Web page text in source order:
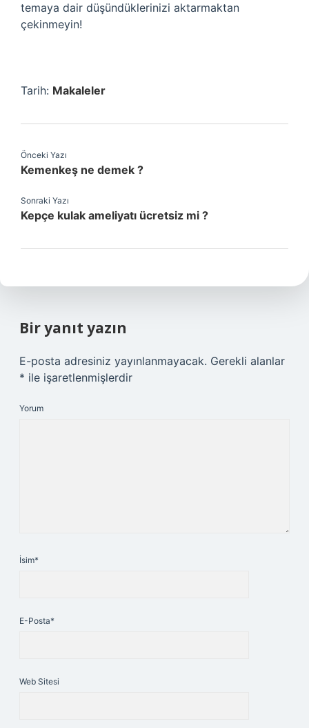
temaya dair düşündüklerinizi aktarmaktan
çekinmeyin!
Tarih: Makaleler
Önceki Yazı
Kemenkeş ne demek ?
Sonraki Yazı
Kepçe kulak ameliyatı ücretsiz mi ?
Bir yanıt yazın
E-posta adresiniz yayınlanmayacak. Gerekli alanlar
* ile işaretlenmişlerdir
Yorum
İsim*
E-Posta*
Web Sitesi